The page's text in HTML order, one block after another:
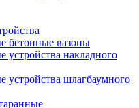
бетонные вазоны
устройства накладного
устройства шлагбаумного